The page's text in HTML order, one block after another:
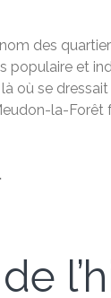
des
populaire et
où se
la-